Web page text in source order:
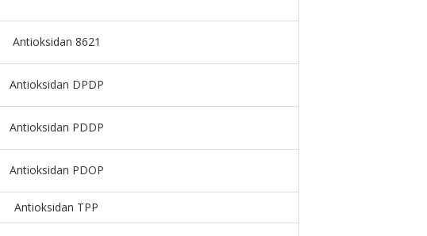
Antioksidan 8621
Antioksidan DPDP
Antioksidan PDDP
Antioksidan PDOP
Antioksidan TPP